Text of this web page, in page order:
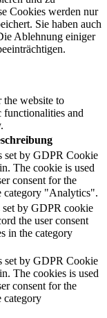
Cookies werden nur
Sie haben auch
Ablehnung einiger
the website to
functionalities and
set by GDPR Cookie
The cookie is used
consent for the
category "Analytics".
by GDPR cookie
the user consent
in the category
set by GDPR Cookie
The cookies is used
consent for the
category